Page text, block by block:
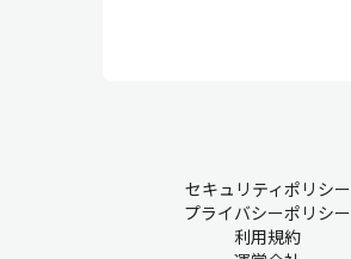
セキュリティポリシー
プライバシーポリシー
利用規約